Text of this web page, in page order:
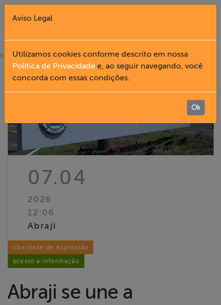
Fechar X
English
Institucional
Informação
Liberdade de
Expressão
Projetos
Proteção Legal
home»notícias
07.04
2026
12:06
Abraji
liberdade de expressão
acesso à informação
Abraji se une a
Aviso Legal
Utilizamos cookies conforme descrito em nossa
Política de Privacidade e, ao seguir navegando, você
concorda com essas condições.
Ok